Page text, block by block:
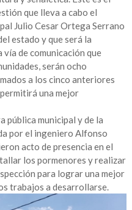
que lleva a cabo el
Julio Cesar Ortega Serrano
estado y que será la
vía de comunicación que
serán ocho
a los cinco anteriores
una mejor
pública municipal y de la
por el ingeniero Alfonso
acto de presencia en el
los pormenores y realizar
para lograr una mejor
trabajos a desarrollarse.